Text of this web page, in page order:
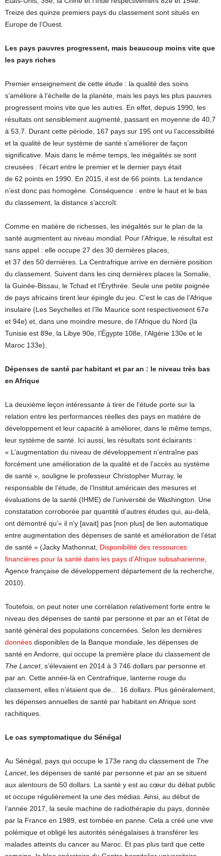
Treize des quinze premiers pays du classement sont situés en
Europe de l’Ouest.
Les pays pauvres progressent, mais beaucoup moins vite que
les pays riches
Premier enseignement de cette étude : la qualité des soins
s’améliore à l’échelle de la planète, mais les pays les plus pauvres
progressent moins vite que les autres. En effet, depuis 1990, les
résultats ont sensiblement augmenté, passant en moyenne de 40,7
à 53,7. Durant cette période, 167 pays sur 195 ont vu l’accessibilité
et la qualité de leur système de santé s’améliorer de façon
significative. Mais dans le même temps, les inégalités se sont
creusées : l’écart entre le premier et le dernier pays était
de 62 points en 1990. En 2015, il est de 66 points. La tendance
n’est donc pas homogène. Conséquence : entre le haut et le bas
du classement, la distance s’accroît.
Comme en matière de richesses, les inégalités sur le plan de la
santé augmentent au niveau mondial. Pour l’Afrique, le résultat est
sans appel : elle occupe 27 des 30 dernières places,
et 37 des 50 dernières. La Centrafrique arrive en dernière position
du classement. Suivent dans les cinq dernières places la Somalie,
la Guinée-Bissau, le Tchad et l’Érythrée. Seule une petite poignée
de pays africains tirent leur épingle du jeu. C’est le cas de l’Afrique
insulaire (Les Seychelles et l’île Maurice sont respectivement 67e
et 94e) et, dans une moindre mesure, de l’Afrique du Nord (la
Tunisie est 89e, la Libye 90e, l’Égypte 108e, l’Algérie 130e et le
Maroc 133e).
Dépenses de santé par habitant et par an : le niveau très bas
en Afrique
La deuxième leçon intéressante à tirer de l’étude porte sur la
relation entre les performances réelles des pays en matière de
développement et leur capacité à améliorer, dans le même temps,
leur système de santé. Ici aussi, les résultats sont éclairants :
« L’augmentation du niveau de développement n’entraîne pas
forcément une amélioration de la qualité et de l’accès au système
de santé » souligne le professeur Christopher Murray, le
responsable de l’étude, de l’Institut américain des mesures et
évaluations de la santé (IHME) de l’université de Washington. Une
constatation corroborée par quantité d’autres études qui, au-delà,
ont démontré qu’« il n’y [avait] pas [non plus] de lien automatique
entre augmentation des dépenses de santé et amélioration de l’état
de santé » (Jacky Mathonnat, Disponibilité des ressources
financières pour la santé dans les pays d’Afrique subsaharienne
Agence française de développement département de la recherche,
2010).
Toutefois, on peut noter une corrélation relativement forte entre le
niveau des dépenses de santé par personne et par an et l’état de
santé général des populations concernées. Selon les dernières
données disponibles de la Banque mondiale, les dépenses de
santé en Andorre, qui occupe la première place du classement de
The Lancet, s’élevaient en 2014 à 3 746 dollars par personne et
par an. Cette année-là en Centrafrique, lanterne rouge du
classement, elles n’étaient que de… 16 dollars. Plus généralement,
les dépenses annuelles de santé par habitant en Afrique sont
rachitiques.
Le cas symptomatique du Sénégal
Au Sénégal, pays qui occupe le 173e rang du classement de The
Lancet, les dépenses de santé par personne et par an se situent
aux alentours de 50 dollars. La santé y est au cœur du débat public
et occupe régulièrement la une des médias. Ainsi, au début de
l’année 2017, la seule machine de radiothérapie du pays, donnée
par la France en 1989, est tombée en panne. Cela a créé une vive
polémique et obligé les autorités sénégalaises à transférer les
malades atteints du cancer au Maroc. Et pas plus tard que cette